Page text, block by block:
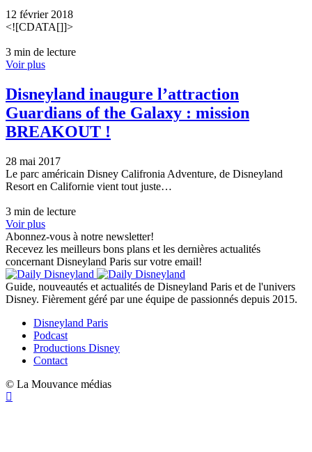
12 février 2018
<![CDATA[]]>
3 min de lecture
Voir plus
Disneyland inaugure l’attraction
Guardians of the Galaxy : mission
BREAKOUT !
28 mai 2017
Le parc américain Disney Califronia Adventure, de Disneyland
Resort en Californie vient tout juste…
3 min de lecture
Voir plus
Abonnez-vous à notre newsletter!
Recevez les meilleurs bons plans et les dernières actualités
concernant Disneyland Paris sur votre email!
Guide, nouveautés et actualités de Disneyland Paris et de l'univers
Disney. Fièrement géré par une équipe de passionnés depuis 2015.
Disneyland Paris
Podcast
Productions Disney
Contact
© La Mouvance médias